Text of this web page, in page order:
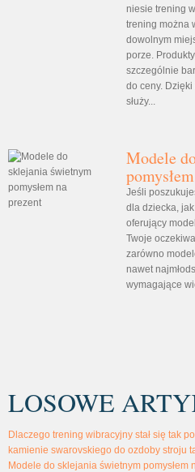
niesie trening
trening można
dowolnym
porze.
szczególnie
do ceny.
służy...
Modele
Jeśli
dla dziecka,
oferujący
Twoje
zarówno
nawet
wymagające
LOSOWE
Dlaczego trening wibracyjny stał się tak
kamienie swarovskiego do ozdoby stroju
Modele do sklejania świetnym pomysłem